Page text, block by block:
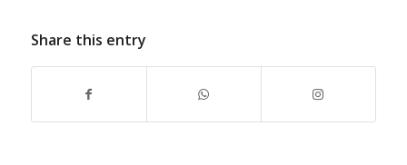
Share this entry